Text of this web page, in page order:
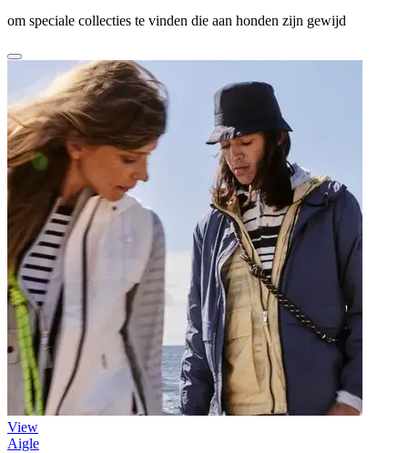
om speciale collecties te vinden die aan honden zijn gewijd
View
Aigle